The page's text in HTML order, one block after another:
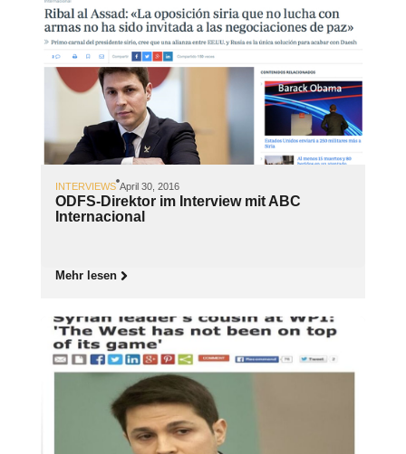
INTERVIEWS April 30, 2016
ODFS-Direktor im Interview mit ABC
Internacional
Mehr lesen